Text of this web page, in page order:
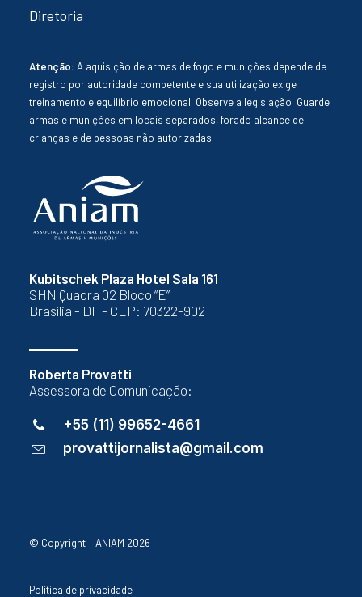
Kubitschek Plaza Hotel Sala 161
SHN Quadra 02 Bloco “E”
Brasília - DF - CEP: 70322-902
Roberta Provatti
Assessora de Comunicação:
+55 (11) 99652-4661
provattijornalista@gmail.com
Diretoria
Atenção: A aquisição de armas de fogo e munições depende de
registro por autoridade competente e sua utilização exige
treinamento e equilíbrio emocional. Observe a legislação. Guarde
armas e munições em locais separados, forado alcance de
crianças e de pessoas não autorizadas.
© Copyright – ANIAM 2026
Política de privacidade